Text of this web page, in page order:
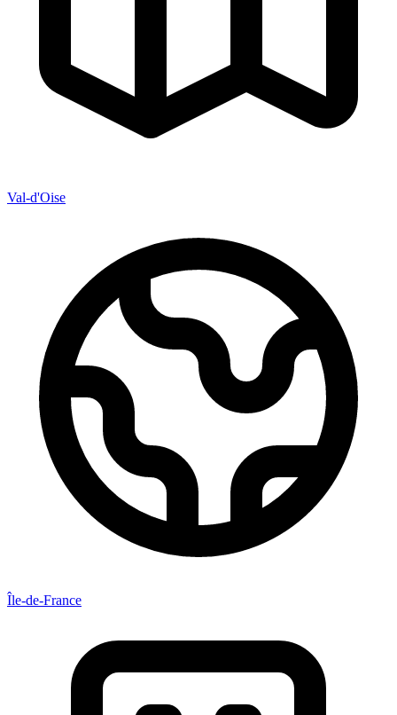
Val-d'Oise
Île-de-France